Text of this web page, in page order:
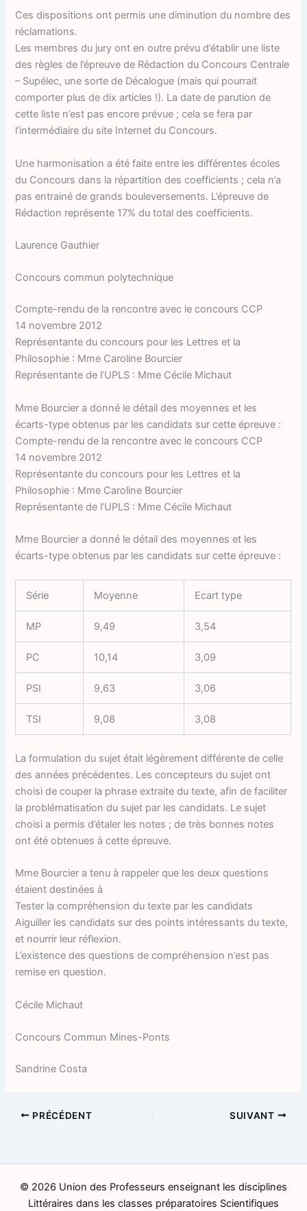
Ces dispositions ont permis une diminution du nombre des
réclamations.
Les membres du jury ont en outre prévu d’établir une liste
des règles de l’épreuve de Rédaction du Concours Centrale
– Supélec, une sorte de Décalogue (mais qui pourrait
comporter plus de dix articles !). La date de parution de
cette liste n’est pas encore prévue ; cela se fera par
l’intermédiaire du site Internet du Concours.
Une harmonisation a été faite entre les différentes écoles
du Concours dans la répartition des coefficients ; cela n’a
pas entrainé de grands bouleversements. L’épreuve de
Rédaction représente 17% du total des coefficients.
Laurence Gauthier
Concours commun polytechnique
Compte-rendu de la rencontre avec le concours CCP
14 novembre 2012
Représentante du concours pour les Lettres et la
Philosophie : Mme Caroline Bourcier
Représentante de l’UPLS : Mme Cécile Michaut
Mme Bourcier a donné le détail des moyennes et les
écarts-type obtenus par les candidats sur cette épreuve :
Compte-rendu de la rencontre avec le concours CCP
14 novembre 2012
Représentante du concours pour les Lettres et la
Philosophie : Mme Caroline Bourcier
Représentante de l’UPLS : Mme Cécile Michaut
Mme Bourcier a donné le détail des moyennes et les
écarts-type obtenus par les candidats sur cette épreuve :
Série Moyenne Ecart type
MP 9,49 3,54
PC 10,14 3,09
PSI 9,63 3,06
TSI 9,08 3,08
La formulation du sujet était légèrement différente de celle
des années précédentes. Les concepteurs du sujet ont
choisi de couper la phrase extraite du texte, afin de faciliter
la problématisation du sujet par les candidats. Le sujet
choisi a permis d’étaler les notes ; de très bonnes notes
ont été obtenues à cette épreuve.
Mme Bourcier a tenu à rappeler que les deux questions
étaient destinées à
Tester la compréhension du texte par les candidats
Aiguiller les candidats sur des points intéressants du texte,
et nourrir leur réflexion.
L’existence des questions de compréhension n’est pas
remise en question.
Cécile Michaut
Concours Commun Mines-Ponts
Sandrine Costa
PRÉCÉDENT SUIVANT
© 2026 Union des Professeurs enseignant les disciplines
Littéraires dans les classes préparatoires Scientifiques